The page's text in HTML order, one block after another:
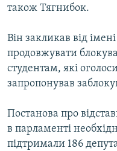
також Тягнибок.
Він закликав від імені
продовжувати
студентам, які
запропонував
Постанова про
в парламенті
підтримали 186